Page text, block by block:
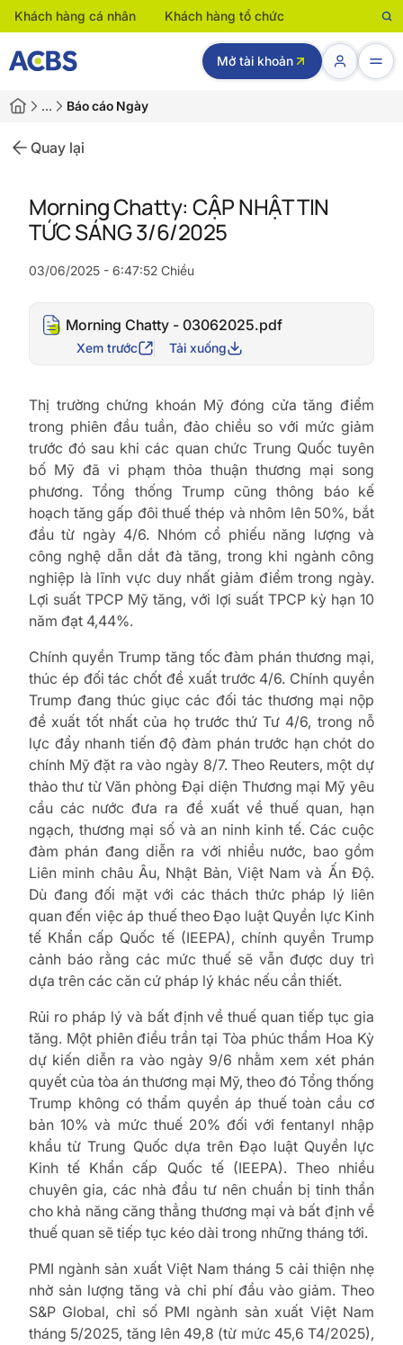
Khách hàng cá nhân Khách hàng tổ chức
Mở tài khoản
… Báo cáo Ngày
Quay lại
Morning Chatty: CẬP NHẬT TIN
TỨC SÁNG 3/6/2025
03/06/2025 - 6:47:52 Chiều
Morning Chatty - 03062025.pdf
Xem trước Tải xuống
Thị trường chứng khoán Mỹ đóng cửa tăng điểm
trong phiên đầu tuần, đảo chiều so với mức giảm
trước đó sau khi các quan chức Trung Quốc tuyên
bố Mỹ đã vi phạm thỏa thuận thương mại song
phương. Tổng thống Trump cũng thông báo kế
hoạch tăng gấp đôi thuế thép và nhôm lên 50%, bắt
đầu từ ngày 4/6. Nhóm cổ phiếu năng lượng và
công nghệ dẫn dắt đà tăng, trong khi ngành công
nghiệp là lĩnh vực duy nhất giảm điểm trong ngày.
Lợi suất TPCP Mỹ tăng, với lợi suất TPCP kỳ hạn 10
năm đạt 4,44%.
Chính quyền Trump tăng tốc đàm phán thương mại,
thúc ép đối tác chốt đề xuất trước 4/6. Chính quyền
Trump đang thúc giục các đối tác thương mại nộp
đề xuất tốt nhất của họ trước thứ Tư 4/6, trong nỗ
lực đẩy nhanh tiến độ đàm phán trước hạn chót do
chính Mỹ đặt ra vào ngày 8/7. Theo Reuters, một dự
thảo thư từ Văn phòng Đại diện Thương mại Mỹ yêu
cầu các nước đưa ra đề xuất về thuế quan, hạn
ngạch, thương mại số và an ninh kinh tế. Các cuộc
đàm phán đang diễn ra với nhiều nước, bao gồm
Liên minh châu Âu, Nhật Bản, Việt Nam và Ấn Độ.
Dù đang đối mặt với các thách thức pháp lý liên
quan đến việc áp thuế theo Đạo luật Quyền lực Kinh
tế Khẩn cấp Quốc tế (IEEPA), chính quyền Trump
cảnh báo rằng các mức thuế sẽ vẫn được duy trì
dựa trên các căn cứ pháp lý khác nếu cần thiết.
Rủi ro pháp lý và bất định về thuế quan tiếp tục gia
tăng. Một phiên điều trần tại Tòa phúc thẩm Hoa Kỳ
dự kiến diễn ra vào ngày 9/6 nhằm xem xét phán
quyết của tòa án thương mại Mỹ, theo đó Tổng thống
Trump không có thẩm quyền áp thuế toàn cầu cơ
bản 10% và mức thuế 20% đối với fentanyl nhập
khẩu từ Trung Quốc dựa trên Đạo luật Quyền lực
Kinh tế Khẩn cấp Quốc tế (IEEPA). Theo nhiều
chuyên gia, các nhà đầu tư nên chuẩn bị tinh thần
cho khả năng căng thẳng thương mại và bất định về
thuế quan sẽ tiếp tục kéo dài trong những tháng tới.
PMI ngành sản xuất Việt Nam tháng 5 cải thiện nhẹ
nhờ sản lượng tăng và chi phí đầu vào giảm. Theo
S&P Global, chỉ số PMI ngành sản xuất Việt Nam
tháng 5/2025, tăng lên 49,8 (từ mức 45,6 T4/2025),